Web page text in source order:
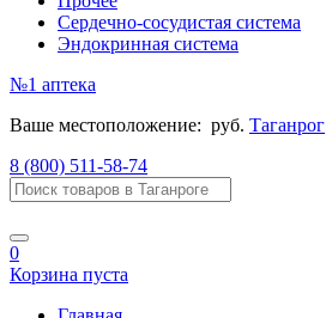
Сердечно-сосудистая система
Эндокринная система
№1 аптека
Ваше местоположение: руб. Таганрог
8 (800) 511-58-74
0
Корзина пуста